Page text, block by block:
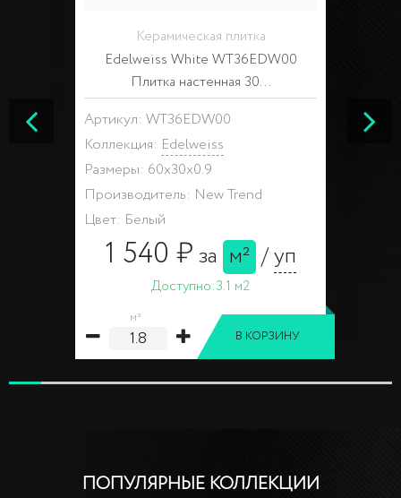
Керамическая плитка
Edelweiss White WT36EDW00
Плитка настенная 30...
Артикул: WT36EDW00
Коллекция: Edelweiss
Размеры: 60x30x0.9
Производитель: New Trend
Цвет: Белый
1 540 ₽за м² /уп
Доступно:3.1 м2
м²
В КОРЗИНУ
ПОПУЛЯРНЫЕ КОЛЛЕКЦИИ